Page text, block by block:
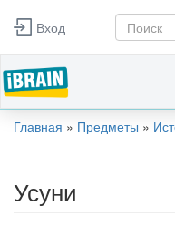
Перейти к основному
Вход
Поиск
Вы здесь
Главная » Предметы »
Усуни